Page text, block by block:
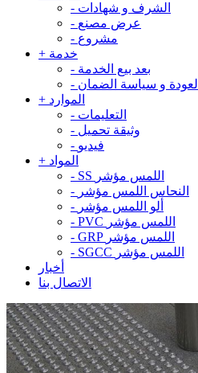
- الشرف و شهادات
- عرض مصنع
- مشروع
+ خدمة
- بعد بيع الخدمة
- العودة و سياسة الضمان
+ الموارد
- التعليمات
- وثيقة تحميل
- فيديو
+ المواد
-
SS اللمس مؤشر
- النحاس اللمس مؤشر
- ألو اللمس مؤشر
-
PVC اللمس مؤشر
-
GRP اللمس مؤشر
-
SGCC اللمس مؤشر
أخبار
الاتصال بنا